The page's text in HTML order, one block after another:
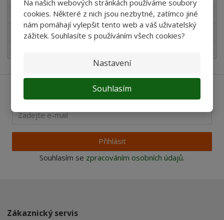
Na našich webových stránkách používáme soubory
cookies. Některé z nich jsou nezbytné, zatímco jiné
nám pomáhají vylepšit tento web a váš uživatelský
zážitek. Souhlasíte s používáním všech cookies?
Nastavení
Souhlasím
Produkty pro akvaristy
Pro děti
Přihlásit
Souhlasím se zpracováním osobních údajů.
Zákaznický servis